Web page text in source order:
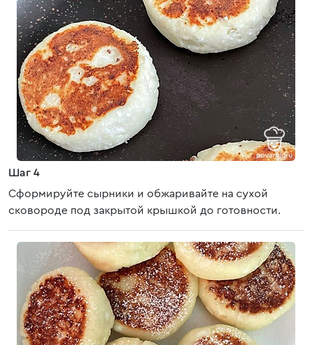
Шаг 4
Сформируйте сырники и обжаривайте на сухой
сковороде под закрытой крышкой до готовности.